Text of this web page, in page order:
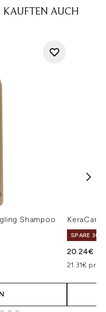
KAUFTEN AUCH
Shampoo
KeraCare
SPARE 30%
20.24€
21.31€ pro L